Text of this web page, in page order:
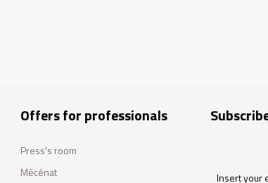
Offers for professionals
Press's room
Mécénat
Insert